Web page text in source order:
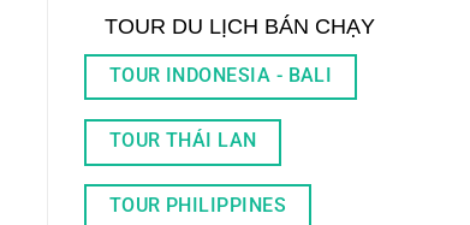
TOUR DU LỊCH BÁN CHẠY
TOUR INDONESIA - BALI
TOUR THÁI LAN
TOUR PHILIPPINES